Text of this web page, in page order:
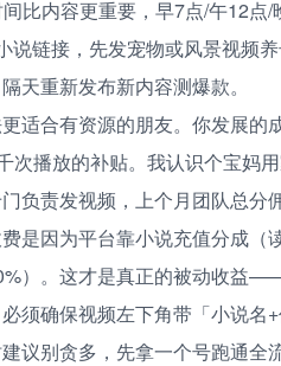
比内容更重要，早7点/午12
说链接，先发宠物或风景视频
天重新发布新内容测爆款。
适合有资源的朋友。你发展
次播放的补贴。我认识个宝妈
负责发视频，上个月团队总分
是因为平台靠小说充值分成（
）。这才是真正的被动收益
须确保视频左下角带「小说名
议别贪多，先拿一个号跑通全